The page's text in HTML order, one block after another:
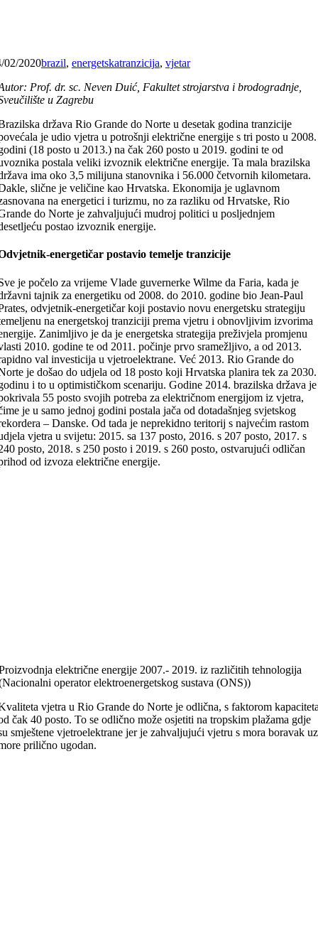
02/2020brazil, energetskatranzicija, vjetar
Prof. dr. sc. Neven Duić, Fakultet strojarstva i brodogradnje,
u Zagrebu
država Rio Grande do Norte u desetak godina tranzicije
je udio vjetra u potrošnji električne energije s tri posto u 2008.
(18 posto u 2013.) na čak 260 posto u 2019. godini te od
postala veliki izvoznik električne energije. Ta mala brazilska
ima oko 3,5 milijuna stanovnika i 56.000 četvornih kilometara.
slične je veličine kao Hrvatska. Ekonomija je uglavnom
na energetici i turizmu, no za razliku od Hrvatske, Rio
do Norte je zahvaljujući mudroj politici u posljednjem
postao izvoznik energije.
energetičar postavio temelje tranzicije
je počelo za vrijeme Vlade guvernerke Wilme da Faria, kada je
tajnik za energetiku od 2008. do 2010. godine bio Jean-Paul
odvjetnik-energetičar koji postavio novu energetsku strategiju
na energetskoj tranziciji prema vjetru i obnovljivim izvorima
Zanimljivo je da je energetska strategija preživjela promjenu
2010. godine te od 2011. počinje prvo sramežljivo, a od 2013.
val investicija u vjetroelektrane. Već 2013. Rio Grande do
je došao do udjela od 18 posto koji Hrvatska planira tek za 2030.
i to u optimističkom scenariju. Godine 2014. brazilska država je
55 posto svojih potreba za električnom energijom iz vjetra,
je u samo jednoj godini postala jača od dotadašnjeg svjetskog
– Danske. Od tada je neprekidno teritorij s najvećim rastom
vjetra u svijetu: 2015. sa 137 posto, 2016. s 207 posto, 2017. s
posto, 2018. s 250 posto i 2019. s 260 posto, ostvarujući odličan
od izvoza električne energije.
električne energije 2007.- 2019. iz različitih tehnologija
operator elektroenergetskog sustava (ONS))
vjetra u Rio Grande do Norte je odlična, s faktorom
čak 40 posto. To se odlično može osjetiti na tropskim plažama gdje
smještene vjetroelektrane jer je zahvaljujući vjetru s mora boravak uz
prilično ugodan.